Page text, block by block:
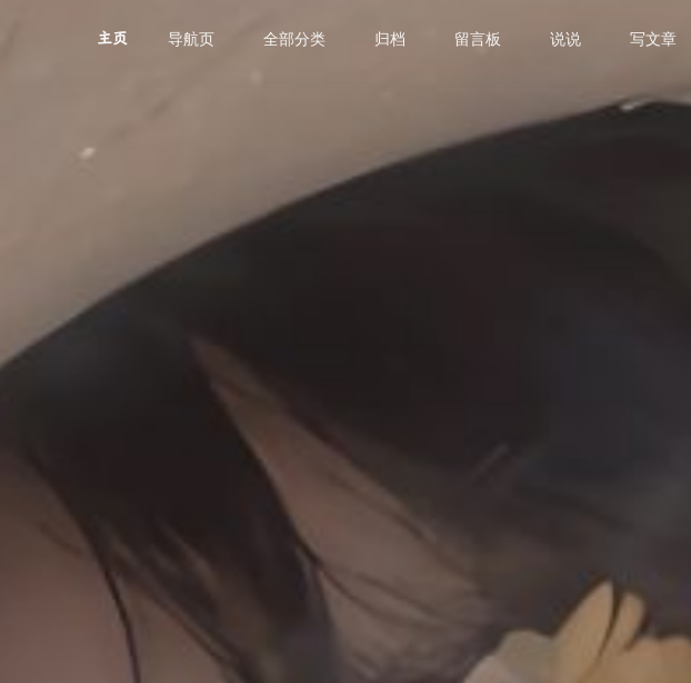
主页 导航页 全部分类 归档 留言板 说说 写文章